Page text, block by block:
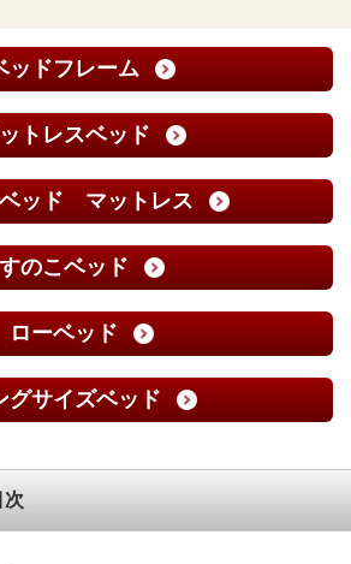
ッドフレーム
トレスベッド
ッド マットレス
すのこベッド
ローベッド
グサイズベッド